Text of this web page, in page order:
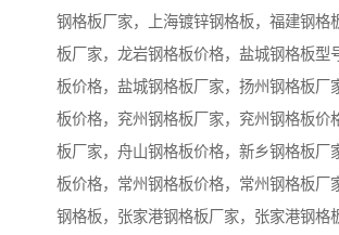
钢格板厂家，上海镀锌钢格板，福建钢格
板厂家，龙岩钢格板价格，盐城钢格板型
板价格，盐城钢格板厂家，扬州钢格板厂
板价格，兖州钢格板厂家，兖州钢格板价
板厂家，舟山钢格板价格，新乡钢格板厂
板价格，常州钢格板价格，常州钢格板厂
钢格板，张家港钢格板厂家，张家港钢格